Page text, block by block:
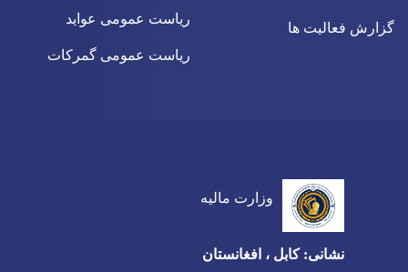
گزارش فعالیت ها
ریاست عمومی عواید
ریاست عمومی گمرکات
وزارت مالیه
نشانی: کابل ، افغانستان